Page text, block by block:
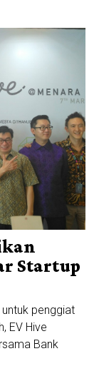
Startup
penggiat
EV Hive
Bank